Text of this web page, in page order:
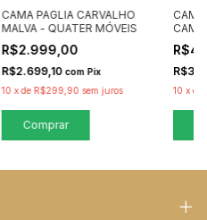
CAMA PAGLIA CARVALHO
MALVA - QUATER MÓVEIS
R$2.999,00
R$2.699,10 com Pix
10 xde R$299,90 sem juros
CAMA
10 x de